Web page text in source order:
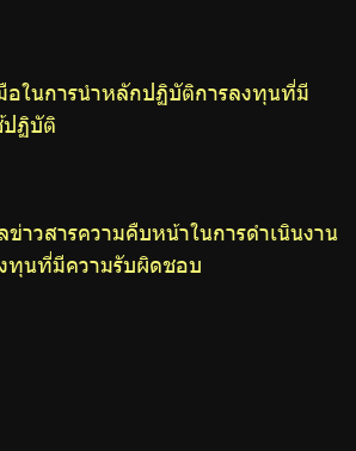
นการนำหลักปฏิบัติการลงทุนที่มี
ปฏิบัติ
วสารความคืบหน้าในการดำเนินงาน
ทุนที่มีความรับผิดชอบ